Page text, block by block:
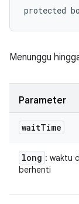
protected
Menunggu
Parameter
waitTime
long : waktu
berhenti